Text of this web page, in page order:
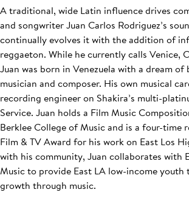
A traditional, wide Latin influence drives
and songwriter Juan Carlos Rodriguez’s
continually evolves it with the addition of
reggaeton. While he currently calls Venice,
Juan was born in Venezuela with a dream
musician and composer. His own musical
recording engineer on Shakira’s multi-
Service. Juan holds a Film Music
Berklee College of Music and is a four-time
Film & TV Award for his work on East Los
with his community, Juan collaborates with
Music to provide East LA low-income
growth through music.